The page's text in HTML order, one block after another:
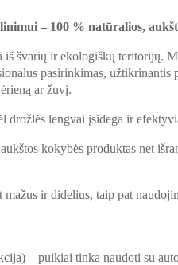
– 100 % natūralios,
iš švarių ir ekologiškų teritorijų.
pasirinkimas,
ar žuvį.
drožlės lengvai įsidega ir
kokybės produktas net
ir didelius, taip pat
– puikiai tinka naudoti su